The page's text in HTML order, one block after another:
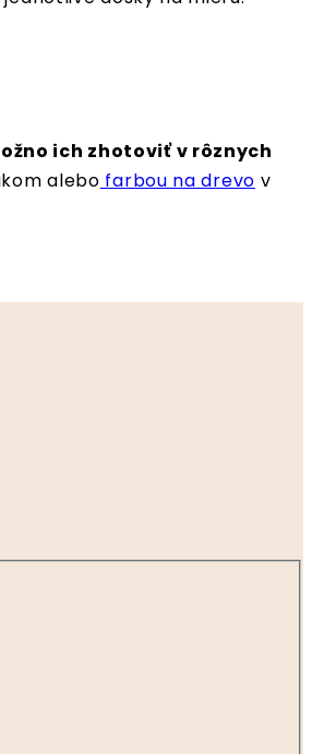
ich zhotoviť v rôznych
alebo farbou na drevo v